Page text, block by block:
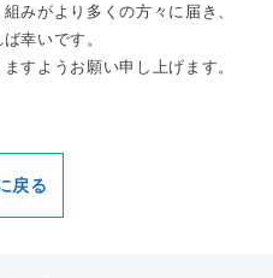
みがより多くの方々に届き、
幸いです。
すようお願い申し上げます。
戻る